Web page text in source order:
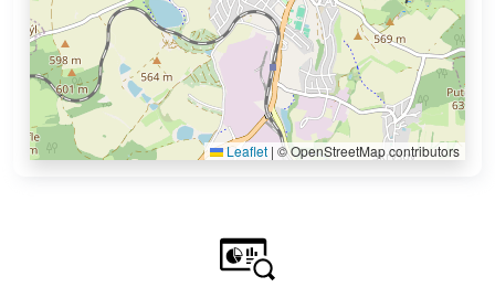
Leaflet | © OpenStreetMap contributors